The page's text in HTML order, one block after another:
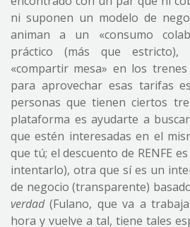
ni suponen un modelo de
animan a un «consumo
práctico (más que
«compartir mesa» en los trenes
para aprovechar esas tarifas
personas que tienen ciertos
plataforma es ayudarte a
que estén interesadas en el
que tú; el descuento de RENFE
intentarlo), otra que sí es un
de negocio (transparente)
verdad(Fulano, que va a
hora y vuelve a tal, tiene tales